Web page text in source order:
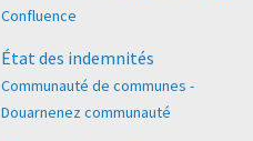
Confluence
État des indemnités
Communauté de communes -
Douarnenez communauté